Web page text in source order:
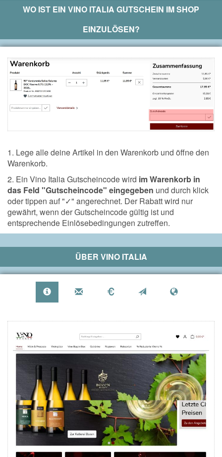
WO IST EIN VINO ITALIA GUTSCHEIN IM SHOP
EINZULÖSEN?
1. Lege alle deine Artikel in den Warenkorb und öffne den
Warenkorb.
2. Ein Vino Italia Gutscheincode wird im Warenkorb in
das Feld "Gutscheincode" eingegeben und durch klick
oder tippen auf "✓" angerechnet. Der Rabatt wird nur
gewährt, wenn der Gutscheincode gültig ist und
entsprechende Einlösebedingungen zutreffen.
ÜBER VINO ITALIA